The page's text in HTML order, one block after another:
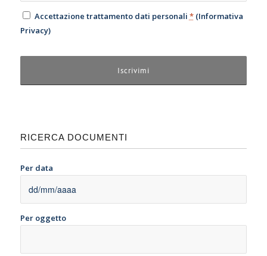
Accettazione trattamento dati personali *(Informativa
Privacy)
RICERCA DOCUMENTI
Per data
Per oggetto